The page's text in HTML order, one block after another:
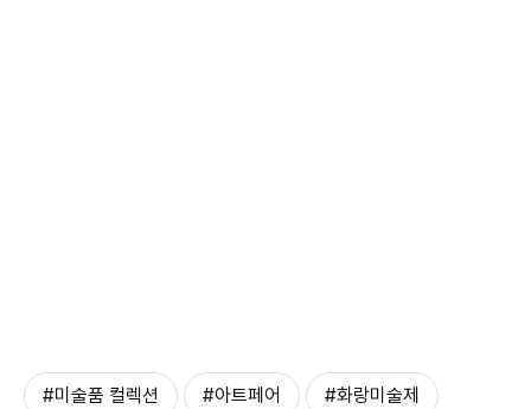
#미술품 컬렉션 #아트페어 #화랑미술제